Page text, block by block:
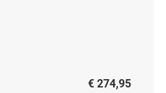
€ 274,95